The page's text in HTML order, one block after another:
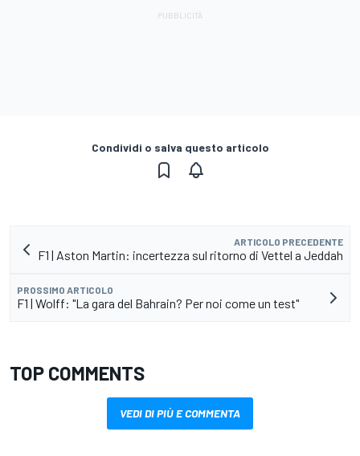
Condividi o salva questo articolo
ARTICOLO PRECEDENTE
F1 | Aston Martin: incertezza sul ritorno di Vettel a Jeddah
PROSSIMO ARTICOLO
F1 | Wolff: "La gara del Bahrain? Per noi come un test"
TOP COMMENTS
VEDI DI PIÙ E COMMENTA